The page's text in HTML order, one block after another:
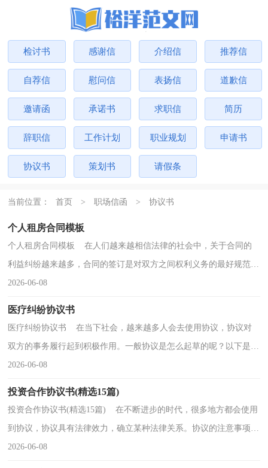
检讨书 感谢信 介绍信 推荐信
自荐信 慰问信 表扬信 道歉信
邀请函 承诺书 求职信 简历
辞职信 工作计划 职业规划 申请书
协议书 策划书 请假条
当前位置： 首页 > 职场信函 > 协议书
个人租房合同模板
个人租房合同模板 在人们越来越相信法律的社会中，关于合同的
利益纠纷越来越多，合同的签订是对双方之间权利义务的最好规范。
那么我们拟定合同的时候需要注意什么问题呢？以下...
2026-06-08
医疗纠纷协议书
医疗纠纷协议书 在当下社会，越来越多人会去使用协议，协议对
双方的事务履行起到积极作用。一般协议是怎么起草的呢？以下是小
编帮大家整理的医疗纠纷协议书，希望能够帮助到大家...
2026-06-08
投资合作协议书(精选15篇)
投资合作协议书(精选15篇) 在不断进步的时代，很多地方都会使用
到协议，协议具有法律效力，确立某种法律关系。协议的注意事项有
许多，你确定会写吗？以下是小编整理的投资合作协议...
2026-06-08